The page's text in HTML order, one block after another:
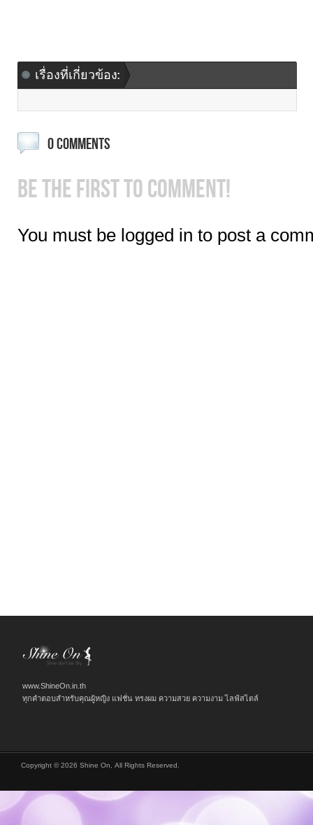
เรื่องที่เกี่ยวข้อง:
0 COMMENTS
BE THE FIRST TO COMMENT!
You must be logged in to post a
www.ShineOn.in.th
ทุกคำตอบสำหรับคุณผู้หญิง แฟชั่น ทรงผม ความสวย ความงาม ไลฟ์สไตล์
Copyright © 2026 Shine On, All Rights Reserved.